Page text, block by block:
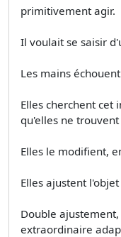
primitivement agir.
Il voulait se saisir
Les mains
Elles cherchent cet
qu'elles ne
Elles le modifient,
Elles ajustent
Double
extraordinaire